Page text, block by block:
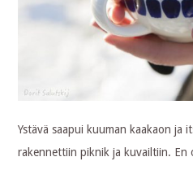
Ystävä saapui kuuman kaakaon ja
rakennettiin piknik ja kuvailtiin. En